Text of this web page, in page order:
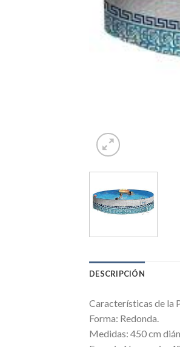
DESCRIPCIÓN
Características de la
Forma: Redonda.
Medidas: 450 cm